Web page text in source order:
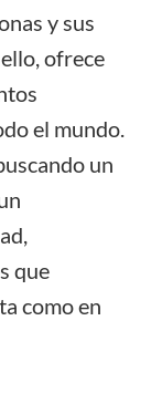
y sus
ofrece
el mundo.
un
que
como en